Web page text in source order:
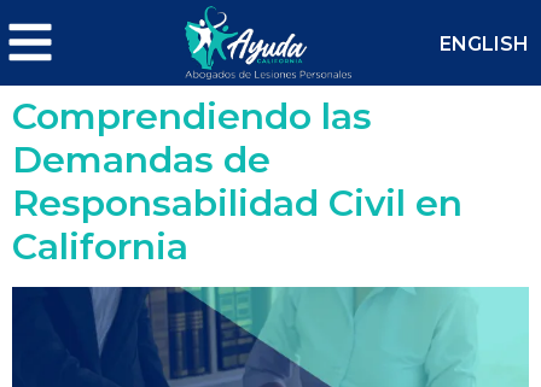
ENGLISH
Comprendiendo las
Demandas de
Responsabilidad Civil en
California